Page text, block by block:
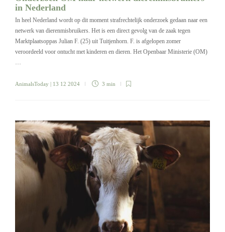
in Nederland
In heel Nederland wordt op dit moment strafrechtelijk onderzoek gedaan naar een
netwerk van dierenmisbruikers. Het is een direct gevolg van de zaak tegen
Marktplaatsoppas Julian F. (25) uit Tuitjenhorn. F. is afgelopen zomer
veroordeeld voor ontucht met kinderen en dieren. Het Openbaar Ministerie (OM)
…
AnimalsToday | 13 12 2024 3 min